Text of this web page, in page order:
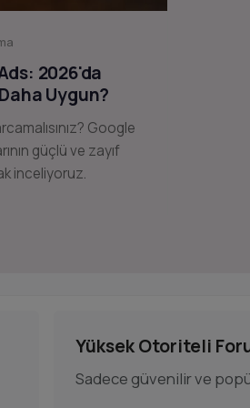
2026'da
Uygun?
Google
güçlü ve zayıf
inceliyoruz.
Yüksek Otoriteli
Sadece güvenilir ve